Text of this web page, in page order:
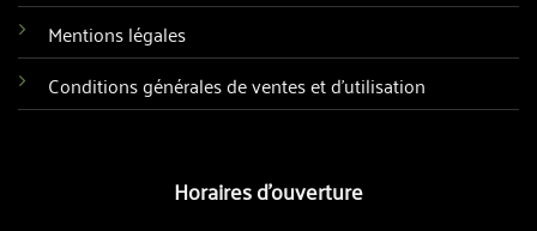
Mentions légales
Conditions générales de ventes et d'utilisation
Horaires d'ouverture